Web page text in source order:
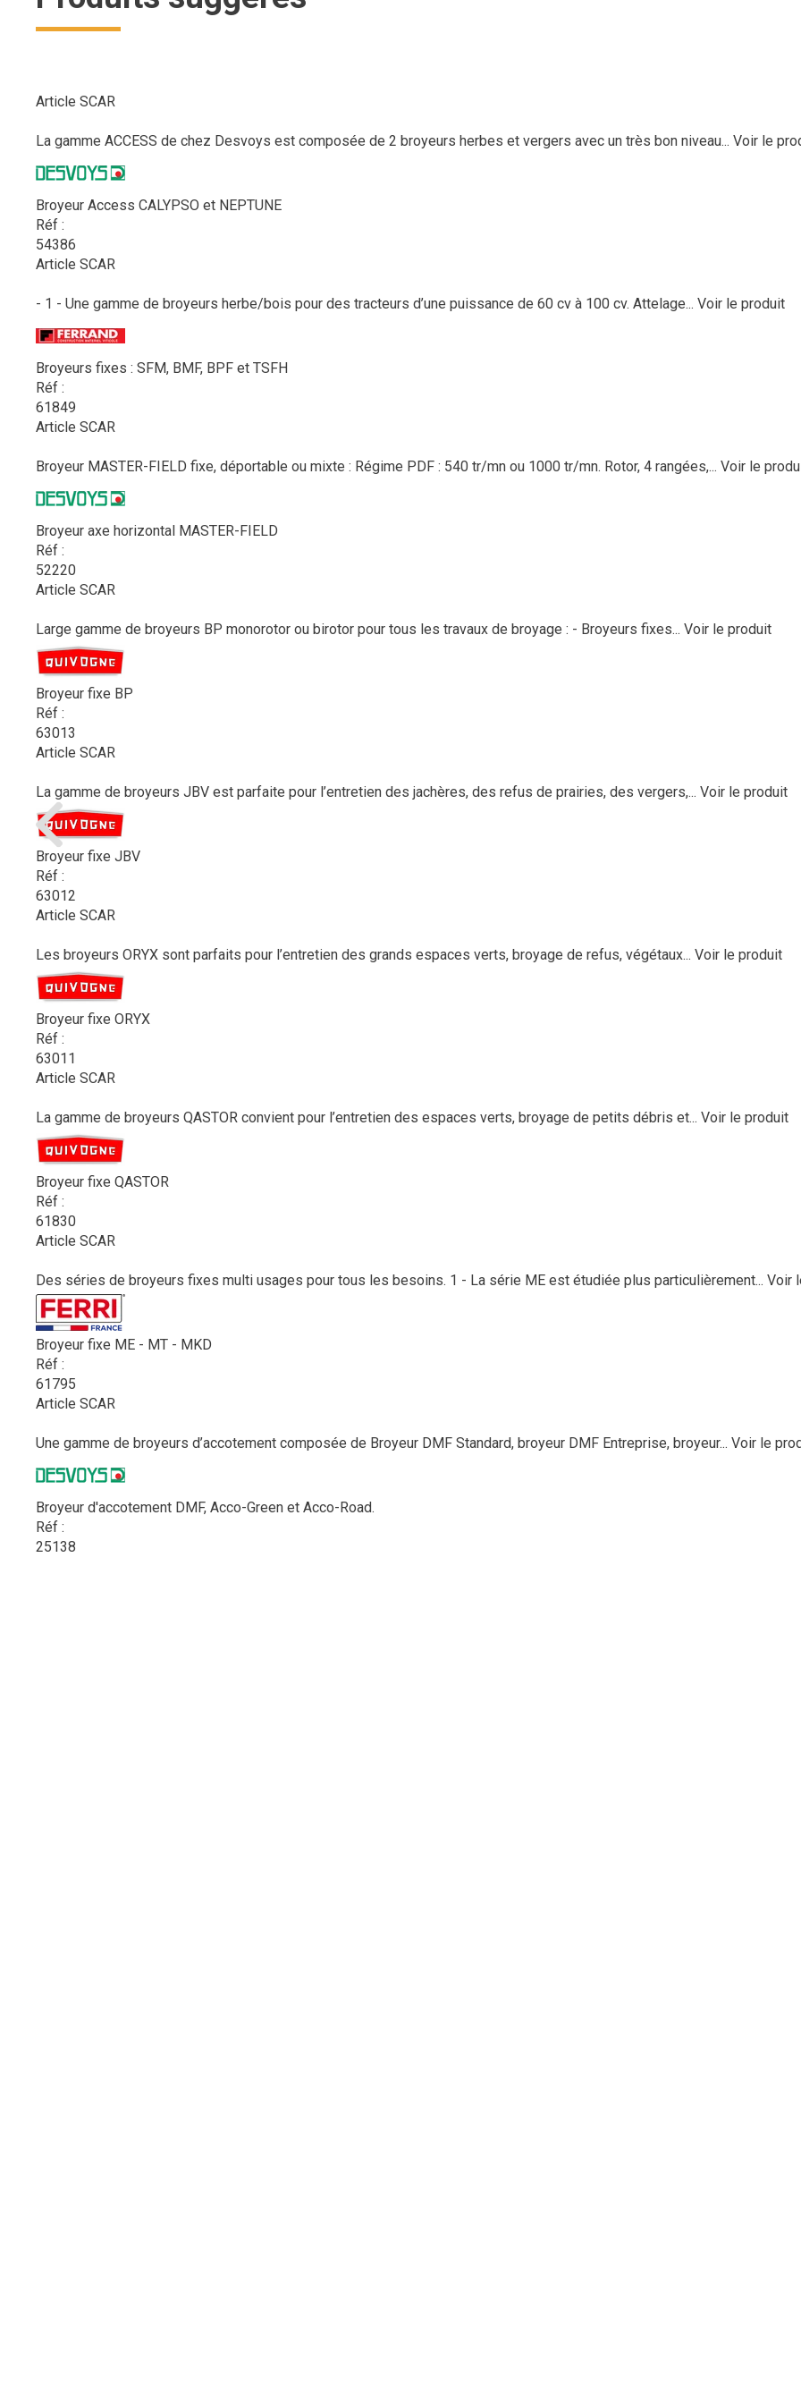
Article SCAR
La gamme ACCESS de chez Desvoys est composée de 2 broyeurs herbes et vergers avec un très bon niveau... Voir le
Broyeur Access CALYPSO et NEPTUNE
Réf :
54386
Article SCAR
- 1 - Une gamme de broyeurs herbe/bois pour des tracteurs d’une puissance de 60 cv à 100 cv. Attelage... Voir le produit
Broyeurs fixes : SFM, BMF, BPF et TSFH
Réf :
61849
Article SCAR
Broyeur MASTER-FIELD fixe, déportable ou mixte : Régime PDF : 540 tr/mn ou 1000 tr/mn. Rotor, 4 rangées,... Voir le
Broyeur axe horizontal MASTER-FIELD
Réf :
52220
Article SCAR
Large gamme de broyeurs BP monorotor ou birotor pour tous les travaux de broyage : - Broyeurs fixes... Voir le produit
Broyeur fixe BP
Réf :
63013
Article SCAR
La gamme de broyeurs JBV est parfaite pour l’entretien des jachères, des refus de prairies, des vergers,... Voir le produit
Broyeur fixe JBV
Réf :
63012
Article SCAR
Les broyeurs ORYX sont parfaits pour l’entretien des grands espaces verts, broyage de refus, végétaux... Voir le produit
Broyeur fixe ORYX
Réf :
63011
Article SCAR
La gamme de broyeurs QASTOR convient pour l’entretien des espaces verts, broyage de petits débris et... Voir le produit
Broyeur fixe QASTOR
Réf :
61830
Article SCAR
Des séries de broyeurs fixes multi usages pour tous les besoins. 1 - La série ME est étudiée plus particulièrement... Voir
Broyeur fixe ME - MT - MKD
Réf :
61795
Article SCAR
Une gamme de broyeurs d’accotement composée de Broyeur DMF Standard, broyeur DMF Entreprise, broyeur... Voir le
Broyeur d'accotement DMF, Acco-Green et Acco-Road.
Réf :
25138